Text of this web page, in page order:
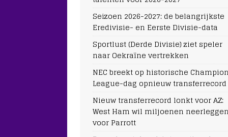
Seizoen 2026-2027: de belangrijkste
Eredivisie- en Eerste Divisie-data
Sportlust (Derde Divisie) ziet speler
naar Oekraïne vertrekken
NEC breekt op historische
League-dag opnieuw transferrecord
Nieuw transferrecord lonkt voor AZ:
West Ham wil miljoenen neerleggen
voor Parrott